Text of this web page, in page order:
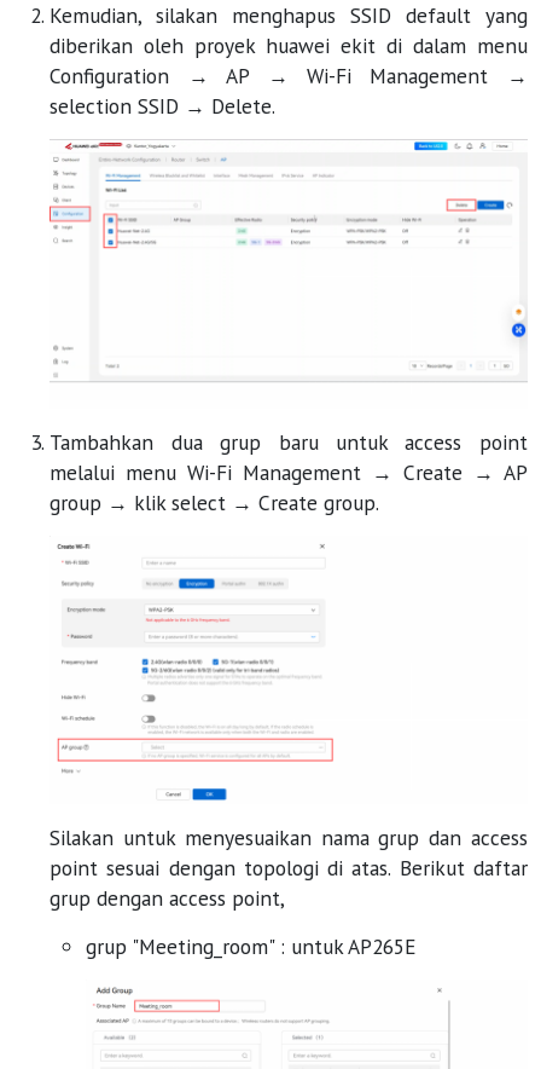
Kemudian, silakan menghapus SSID default yang
diberikan oleh proyek huawei ekit di dalam menu
Configuration → AP → Wi-Fi Management →
selection SSID → Delete.
Tambahkan dua grup baru untuk access point
melalui menu Wi-Fi Management → Create → AP
group → klik select → Create group.
Silakan untuk menyesuaikan nama grup dan access
point sesuai dengan topologi di atas. Berikut daftar
grup dengan access point,
grup "Meeting_room" : untuk AP265E